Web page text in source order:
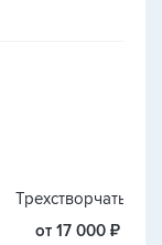
Трехстворчатые
от 17 000 ₽